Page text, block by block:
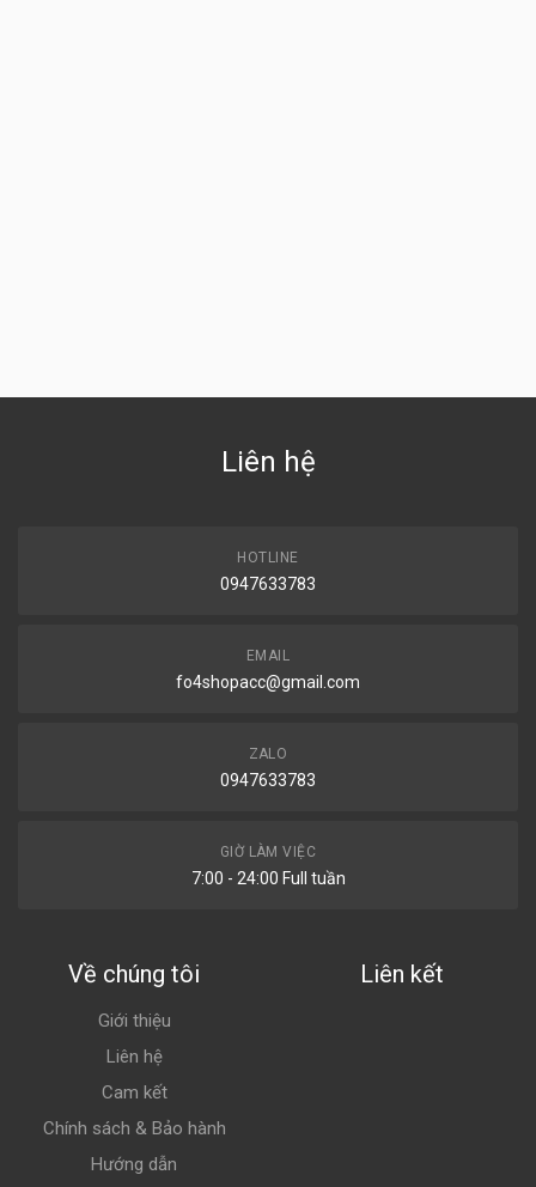
Liên hệ
HOTLINE
0947633783
EMAIL
fo4shopacc@gmail.com
ZALO
0947633783
GIỜ LÀM VIỆC
7:00 - 24:00 Full tuần
Về chúng tôi
Giới thiệu
Liên hệ
Cam kết
Chính sách & Bảo hành
Hướng dẫn
Liên kết